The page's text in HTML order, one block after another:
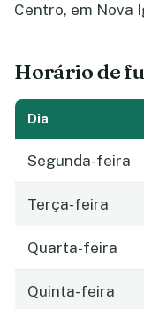
Centro, em Nova
Horário de
Dia
Segunda-feira
Terça-feira
Quarta-feira
Quinta-feira